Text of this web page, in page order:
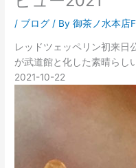
/ ブログ / By御茶ノ水本店
レッドツェッペリン初来日
が武道館と化した素晴らし
2021-10-22